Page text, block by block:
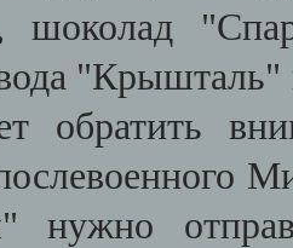
шоколад
обратить
нужно